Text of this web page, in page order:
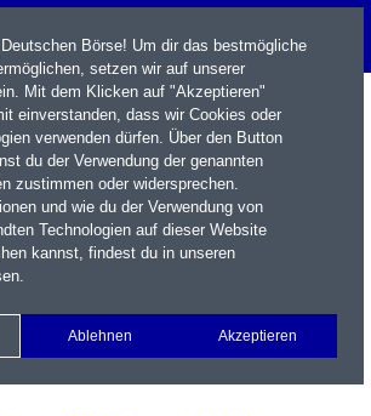
Watchlist Portfolio Login
Börse! Um dir das bestmögliche
setzen wir auf unserer
Mit dem Klicken auf "Akzeptieren"
einverstanden, dass wir Cookies oder
verwenden dürfen. Über den Button
du der Verwendung der genannten
zustimmen oder widersprechen.
und wie du der Verwendung von
Technologien auf dieser Website
kannst, findest du in unseren
.
Ablehnen Akzeptieren